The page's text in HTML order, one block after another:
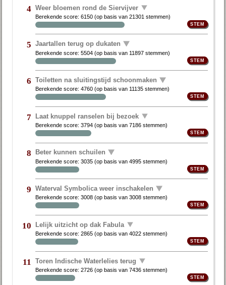
4 Weer bloemen rond de Siervijver
Berekende score:6150 (op basis van21301 stemmen)
5 Jaartallen terug op dukaten
Berekende score:5504 (op basis van 11897 stemmen)
6 Toiletten na sluitingstijd schoonmaken
Berekende score:4760 (op basis van 11135 stemmen)
7 Laat knuppel ranselen bij bezoek
Berekende score:3794 (op basis van7186 stemmen)
8 Beter kunnen schuilen
Berekende score:3035 (op basis van4995 stemmen)
9 Waterval Symbolica weer inschakelen
Berekende score:3008 (op basis van3008 stemmen)
10 Lelijk uitzicht op dak Fabula
Berekende score:2865 (op basis van4022 stemmen)
11 Toren Indische Waterlelies terug
Berekende score:2726 (op basis van7436 stemmen)